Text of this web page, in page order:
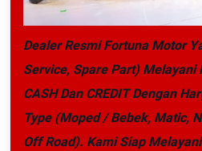
Dealer Resmi Fortuna Motor
Service, Spare Part) Melayani
CASH Dan CREDIT Dengan
Type (Moped / Bebek, Matic,
Off Road). Kami Siap